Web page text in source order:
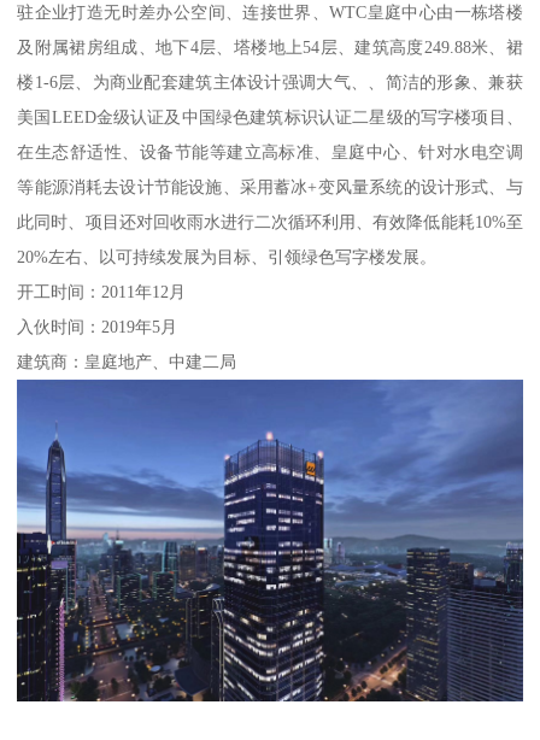
驻企业打造无时差办公空间、连接世界、WTC皇庭中心由一栋塔楼
及附属裙房组成、地下4层、塔楼地上54层、建筑高度249.88米、裙
楼1-6层、为商业配套建筑主体设计强调大气、、简洁的形象、兼获
美国LEED金级认证及中国绿色建筑标识认证二星级的写字楼项目、
在生态舒适性、设备节能等建立高标准、皇庭中心、针对水电空调
等能源消耗去设计节能设施、采用蓄冰+变风量系统的设计形式、与
此同时、项目还对回收雨水进行二次循环利用、有效降低能耗10%至
20%左右、以可持续发展为目标、引领绿色写字楼发展。
开工时间：2011年12月
入伙时间：2019年5月
建筑商：皇庭地产、中建二局